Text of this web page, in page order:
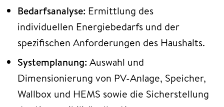
Bedarfsanalyse: Ermittlung des
individuellen Energiebedarfs und der
spezifischen Anforderungen des Haushalts.
Systemplanung: Auswahl und
Dimensionierung von PV-Anlage, Speicher,
Wallbox und HEMS sowie die Sicherstellung